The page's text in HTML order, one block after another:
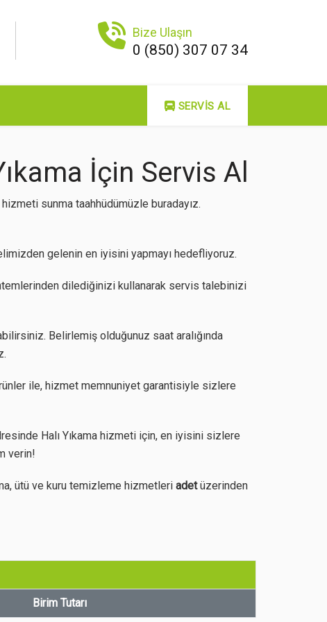
Bize Ulaşın
0 (850) 307 07 34
SERVIS AL
İçin Servis Al
sunma taahhüdümüzle buradayız.
gelenin en iyisini yapmayı hedefliyoruz.
dilediğinizi kullanarak servis talebinizi
Belirlemiş olduğunuz saat aralığında
ile, hizmet memnuniyet garantisiyle sizlere
Halı Yıkama hizmeti için, en iyisini sizlere
verin!
ütü ve kuru temizleme hizmetleri adetüzerinden
Birim Tutarı